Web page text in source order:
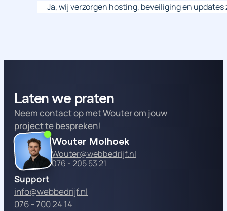
Ja, wij verzorgen hosting, beveiliging en
Laten we praten
Neem contact op met Wouter om jouw
project te bespreken!
Wouter Molhoek
Wouter@webbedrijf.nl
076 - 205 53 21
Support
info@webbedrijf.nl
076 - 700 24 14